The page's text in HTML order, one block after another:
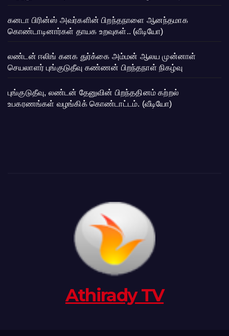
கனடா பிரின்ஸ் அவர்களின் பிறந்தநாளை ஆனந்தமாக
கொண்டாடினார்கள் தாயக உறவுகள்.. (வீடியோ)
லண்டன் ஈலிங் கனக துர்க்கை அம்மன் ஆலய முன்னாள்
செயலாளர் புங்குடுதீவு கண்ணன் பிறந்தநாள் நிகழ்வு
புங்குடுதீவு, லண்டன் தேனுவின் பிறந்ததினம் கற்றல்
உபகரணங்கள் வழங்கிக் கொண்டாட்டம். (வீடியோ)
Athirady TV